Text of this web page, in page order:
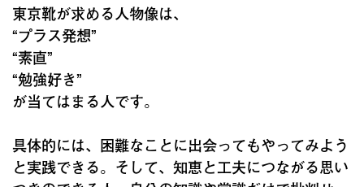
東京靴が求める人物像は、
“プラス発想”
“素直”
“勉強好き”
が当てはまる人です。
具体的には、困難なことに出会ってもやってみよう
と実践できる。そして、知恵と工夫につながる思い